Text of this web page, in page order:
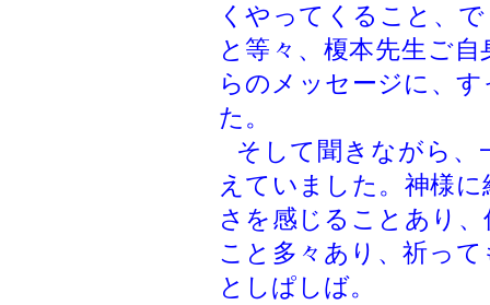
くやってくること、
と等々、榎本先生ご
らのメッセージに、
た。
そして聞きながら、
えていました。神様
さを感じることあり
こと多々あり、祈っ
としぱしば。